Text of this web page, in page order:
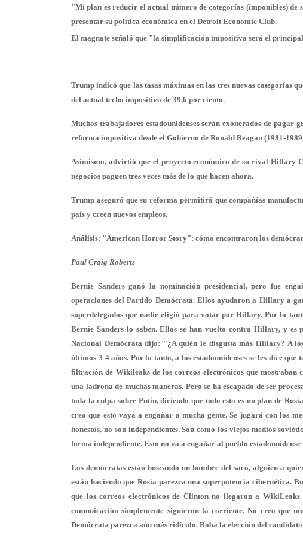
"Mi plan es reducir el actual número de categorías (imponibles)
presentar su política económica en el Detroit Economic Club.
El magnate señaló que "la simplificación impositiva será el
Trump indicó que las tasas máximas en las tres nuevas categorías
del actual techo impositivo de 39,6 por ciento.
Muchos trabajadores estadounidenses serán exonerados de
reforma impositiva desde el Gobierno de Ronald Reagan (1981-
Asimismo, advirtió que el proyecto económico de su rival Hillary
negocios paguen tres veces más de lo que hacen ahora.
Trump aseguró que su reforma permitirá que compañías
país y creen nuevos empleos.
Análisis: "American Horror Story": cómo encontraron los
Paul Craig Roberts
Bernie Sanders ganó la nominación presidencial, pero fue
operaciones del Partido Demócrata. Ellos ayudaron a Hillary a
superdelegados que nadie eligió para votar por Hillary. Por lo
Bernie Sanders lo saben. Ellos se han vuelto contra Hillary, y
Nacional Demócrata dijo: "¿A quién le disgusta más Hillary? A
últimos 3-4 años. Por lo tanto, a los estadounidenses se les dice
filtración de Wikileaks de los correos electrónicos que mostraban
una ladrona de muchas maneras. Pero se ha escapado de ser
toda la culpa sobre Putin, diciendo que todo esto es un plan de
creo que esto vaya a engañar a mucha gente. Se jugará con los
honestos, no son independientes. Son como los viejos medios
forma independiente. Esto no va a engañar al pueblo
Los demócratas están buscando un hombre del saco, alguien a
están haciendo que Rusia parezca una superpotencia cibernética.
que los correos electrónicos de Clinton no llegaron a
comunicación simplemente siguieron la corriente. No creo que
Demócrata parezca aún más ridículo. Roba la elección del